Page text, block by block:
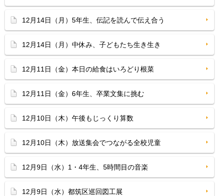
12月14日（月）5年生、伝記を読んで伝え合う
12月14日（月）中休み、子どもたち生き生き
12月11日（金）本日の給食はいろどり根菜
12月11日（金）6年生、卒業文集に挑む
12月10日（木）午後もじっくり算数
12月10日（木）放送集会でつながる全校児童
12月9日（水）1・4年生、5時間目の音楽
12月9日（水）都筑区巡回図工展